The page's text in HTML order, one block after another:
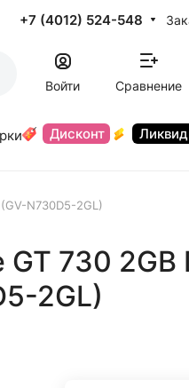
+7 (4012) 524-548
Войти Сравнение
Дисконт
N730D5-2GL)
730 2GB
2GL)